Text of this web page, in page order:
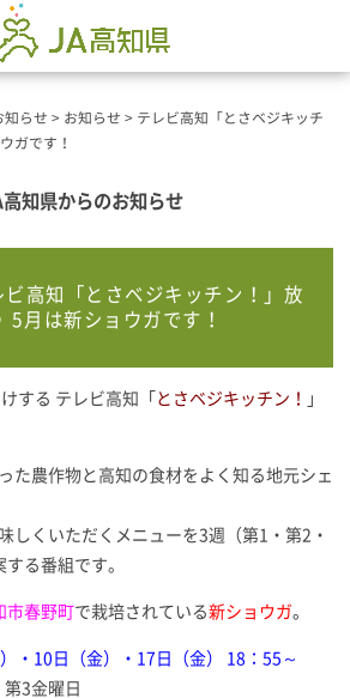
知らせ > お知らせ > テレビ高知「とさベジキッチ
ガです！
知県からのお知らせ
ビ高知「とさベジキッチン！」放
月は新ショウガです！
する テレビ高知「 とさベジキッチン！
」
た農作物と高知の食材をよく知る地元シェ
しくいただくメニューを3週（第1・第2・
る番組です。
市春野町で栽培されている新ショウガ。
・10日（金）・17日（金） 18：55～
3金曜日